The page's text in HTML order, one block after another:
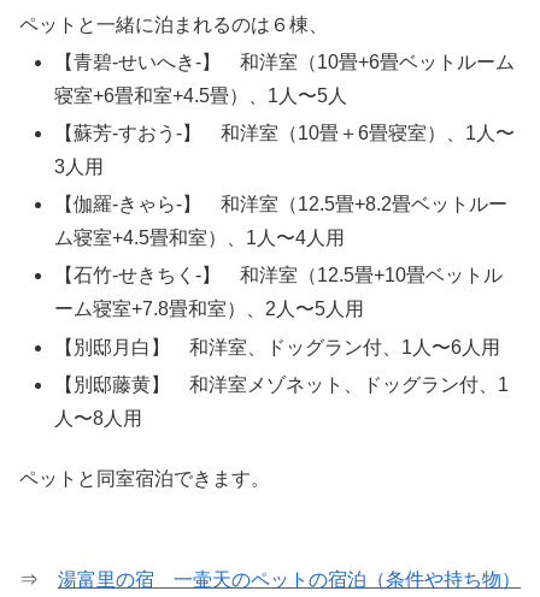
ペットと一緒に泊まれるのは６棟、
【青碧-せいへき-】 和洋室（10畳+6畳ベットルーム
寝室+6畳和室+4.5畳）、1人〜5人
【蘇芳-すおう-】 和洋室（10畳＋6畳寝室）、1人〜
3人用
【伽羅-きゃら-】 和洋室（12.5畳+8.2畳ベットルー
ム寝室+4.5畳和室）、1人〜4人用
【石竹-せきちく-】 和洋室（12.5畳+10畳ベットル
ーム寝室+7.8畳和室）、2人〜5人用
【別邸月白】 和洋室、ドッグラン付、1人〜6人用
【別邸藤黄】 和洋室メゾネット、ドッグラン付、1
人〜8人用
ペットと同室宿泊できます。
⇒ 湯富里の宿 一壷天のペットの宿泊（条件や持ち物）